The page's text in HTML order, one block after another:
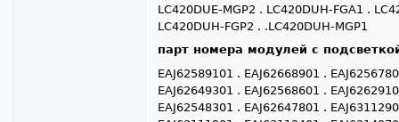
LC420DUE-MGP2 . LC420DUH-FGA1 .
LC420DUH-FGP2 . .LC420DUH-MGP1
парт номера модулей с
EAJ62589101 . EAJ62668901 .
EAJ62649301 . EAJ62568601 .
EAJ62548301 . EAJ62647801 .